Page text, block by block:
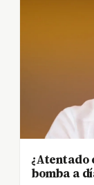
¿Atentado
bomba a